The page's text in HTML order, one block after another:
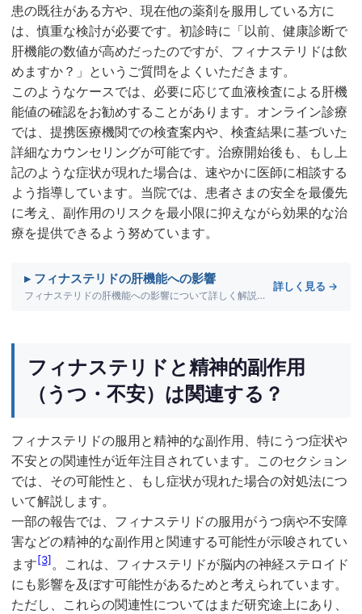
患の既往がある方や、現在他の薬剤を服用している方に
は、慎重な検討が必要です。初診時に「以前、健康診断で
肝機能の数値が高めだったのですが、フィナステリドは飲
めますか？」というご質問をよくいただきます。
このようなケースでは、必要に応じて血液検査による肝機
能値の確認をお勧めすることがあります。オンライン診療
では、提携医療機関での検査案内や、検査結果に基づいた
詳細なカウンセリングが可能です。治療開始後も、もし上
記のような症状が現れた場合は、速やかに医師に相談する
よう指導しています。当院では、患者さまの安全を最優先
に考え、副作用のリスクを最小限に抑えながら効果的な治
療を提供できるよう努めています。
▸ フィナステリドの肝機能への影響
フィナステリドの肝機能への影響について詳しく解説します。
詳しく見る →
フィナステリドと精神的副作用
（うつ・不安）は関連する？
フィナステリドの服用と精神的な副作用、特にうつ症状や
不安との関連性が近年注目されています。このセクション
では、その可能性と、もし症状が現れた場合の対処法につ
いて解説します。
一部の報告では、フィナステリドの服用がうつ病や不安障
害などの精神的な副作用と関連する可能性が示唆されてい
ます[3] 。これは、フィナステリドが脳内の神経ステロイド
にも影響を及ぼす可能性があるためと考えられています。
ただし、これらの関連性についてはまだ研究途上にあり、